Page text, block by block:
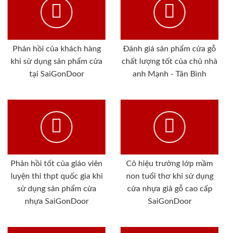
Phản hồi của khách hàng
khi sử dụng sản phẩm cửa
tại SaiGonDoor
Đánh giá sản phẩm cửa gỗ
chất lượng tốt của chủ nhà
anh Mạnh - Tân Bình
Phản hồi tốt của giáo viên
luyện thi thpt quốc gia khi
sử dụng sản phẩm cửa
nhựa SaiGonDoor
Cô hiệu trưởng lớp mầm
non tuổi thơ khi sử dụng
cửa nhựa giả gỗ cao cấp
SaiGonDoor